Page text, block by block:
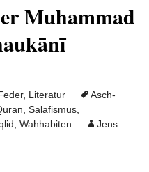
Muhammad
, Literatur
Asch-
Salafismus
Wahhabiten
Jens